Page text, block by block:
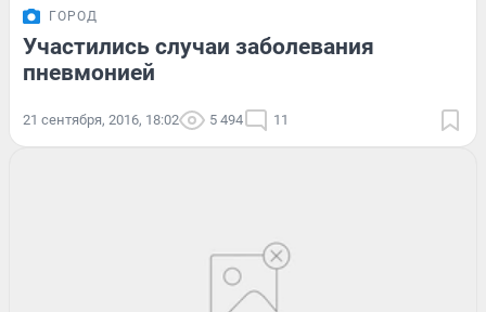
ГОРОД
Участились случаи заболевания
пневмонией
21 сентября, 2016, 18:02 5 494 11